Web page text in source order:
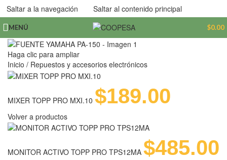
Saltar a la navegación Saltar al contenido principal
MENÚ $0.00
Haga clic para ampliar
Inicio / Repuestos y accesorios electrónicos
MIXER TOPP PRO MXI.10 $189.00
Volver a productos
MONITOR ACTIVO TOPP PRO TPS12MA $485.00